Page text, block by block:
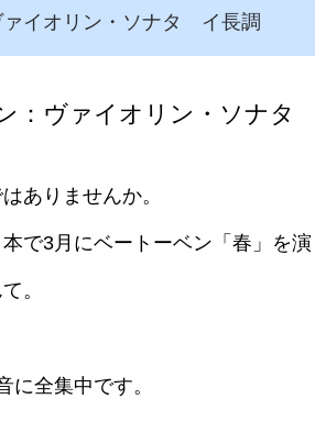
イオリン・ソナタ イ長調
：ヴァイオリン・ソナタ
ありませんか。
で3月にベートーベン「春」を演
。
に全集中です。